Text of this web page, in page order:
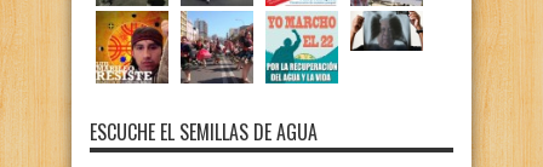
ESCUCHE EL SEMILLAS DE AGUA